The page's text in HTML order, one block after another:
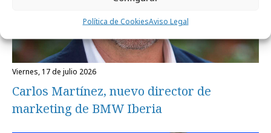
Política de CookiesAviso Legal
viernes, 17 de julio 2026
Carlos Martínez, nuevo director de
marketing de BMW Iberia